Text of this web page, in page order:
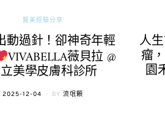
醫美經驗分享
動過針！卻神奇年輕
VIVABELLA薇貝拉 @
美學皮膚科診所
POSTED
2025-12-04 BY 流氓顆
人
瘤
園